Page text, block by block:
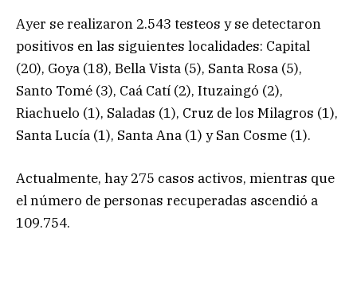
Ayer se realizaron 2.543 testeos y se detectaron
positivos en las siguientes localidades: Capital
(20), Goya (18), Bella Vista (5), Santa Rosa (5),
Santo Tomé (3), Caá Catí (2), Ituzaingó (2),
Riachuelo (1), Saladas (1), Cruz de los Milagros (1),
Santa Lucía (1), Santa Ana (1) y San Cosme (1).
Actualmente, hay 275 casos activos, mientras que
el número de personas recuperadas ascendió a
109.754.